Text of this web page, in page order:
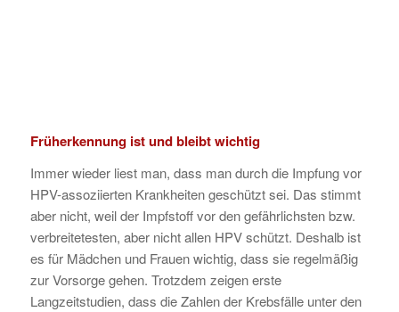
Früherkennung ist und bleibt wichtig
Immer wieder liest man, dass man durch die Impfung vor
HPV-assoziierten Krankheiten geschützt sei. Das stimmt
aber nicht, weil der Impfstoff vor den gefährlichsten bzw.
verbreitetesten, aber nicht allen HPV schützt. Deshalb ist
es für Mädchen und Frauen wichtig, dass sie regelmäßig
zur Vorsorge gehen. Trotzdem zeigen erste
Langzeitstudien, dass die Zahlen der Krebsfälle unter den